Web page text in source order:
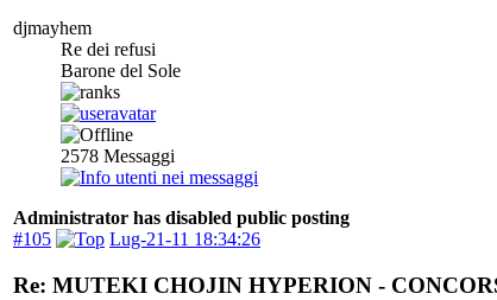
djmayhem
Re dei refusi
Barone del Sole
2578 Messaggi
Administrator has disabled public posting
#105
Lug-21-11 18:34:26
Re: MUTEKI CHOJIN HYPERION -